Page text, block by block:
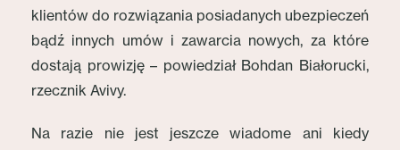
klientów do rozwiązania posiadanych ubezpieczeń
bądź innych umów i zawarcia nowych, za które
dostają prowizję – powiedział Bohdan Białorucki,
rzecznik Avivy.
Na razie nie jest jeszcze wiadome ani kiedy